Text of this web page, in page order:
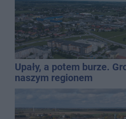
Upały, a potem burze.
naszym regionem